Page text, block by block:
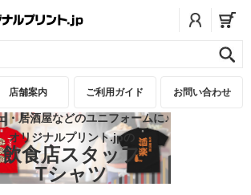
店舗案内 ご利用ガイド お問い合わせ
・居酒屋などのユニフォームに♪
オリジナルプリント.jpの
飲食店スタッフ
Tシャツ